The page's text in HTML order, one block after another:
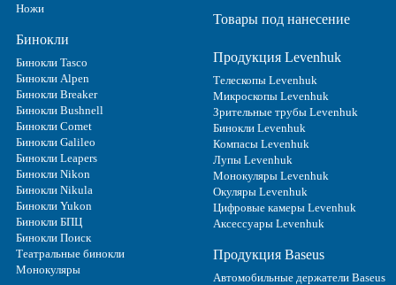
Ножи
Бинокли
Бинокли Tasco
Бинокли Alpen
Бинокли Breaker
Бинокли Bushnell
Бинокли Comet
Бинокли Galileo
Бинокли Leapers
Бинокли Nikon
Бинокли Nikula
Бинокли Yukon
Бинокли БПЦ
Бинокли Поиск
Театральные бинокли
Монокуляры
Товары под нанесение
Продукция Levenhuk
Телескопы Levenhuk
Микроскопы Levenhuk
Зрительные трубы Levenhuk
Бинокли Levenhuk
Компасы Levenhuk
Лупы Levenhuk
Монокуляры Levenhuk
Окуляры Levenhuk
Цифровые камеры Levenhuk
Аксессуары Levenhuk
Продукция Baseus
Автомобильные держатели Baseus